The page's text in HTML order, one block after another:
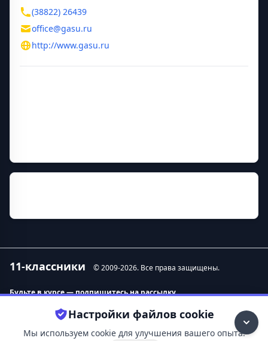
(38822) 26439
office@gasu.ru
http://www.gasu.ru
11-классники © 2009-2026. Все права защищены.
Будьте в курсе — подпишитесь на рассылку.
О нас
11-классники
Удаление данных
Настройки файлов cookie
Мы используем cookie для улучшения вашего опыта.